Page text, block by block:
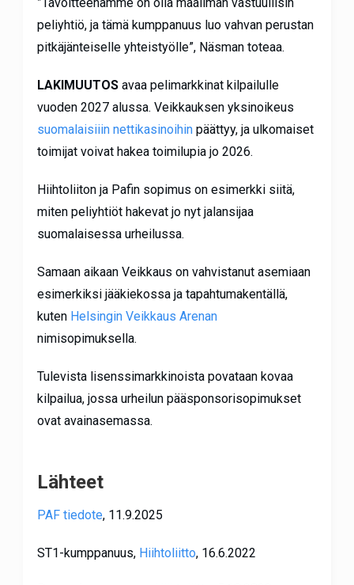
peliyhtiö, ja tämä kumppanuus luo vahvan perustan
pitkäjänteiselle yhteistyölle”, Näsman toteaa.
LAKIMUUTOSavaa pelimarkkinat kilpailulle
vuoden 2027 alussa. Veikkauksen yksinoikeus
suomalaisiiin nettikasinoihinpäättyy, ja ulkomaiset
toimijat voivat hakea toimilupia jo 2026.
Hiihtoliiton ja Pafin sopimus on esimerkki siitä,
miten peliyhtiöt hakevat jo nyt jalansijaa
suomalaisessa urheilussa.
Samaan aikaan Veikkaus on vahvistanut asemiaan
esimerkiksi jääkiekossa ja tapahtumakentällä,
kuten Helsingin Veikkaus Arenan
nimisopimuksella.
Tulevista lisenssimarkkinoista povataan kovaa
kilpailua, jossa urheilun pääsponsorisopimukset
ovat avainasemassa.
Lähteet
PAF tiedote, 11.9.2025
ST1-kumppanuus, Hiihtoliitto, 16.6.2022